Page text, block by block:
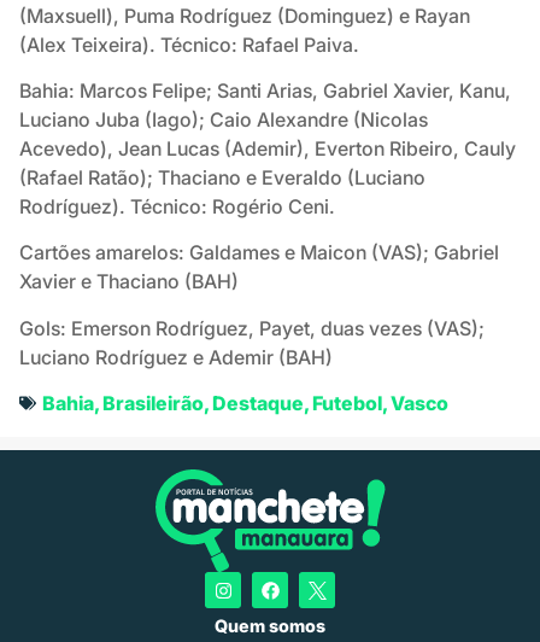
(Maxsuell), Puma Rodríguez (Dominguez) e Rayan
(Alex Teixeira). Técnico: Rafael Paiva.
Bahia: Marcos Felipe; Santi Arias, Gabriel Xavier, Kanu,
Luciano Juba (Iago); Caio Alexandre (Nicolas
Acevedo), Jean Lucas (Ademir), Everton Ribeiro, Cauly
(Rafael Ratão); Thaciano e Everaldo (Luciano
Rodríguez). Técnico: Rogério Ceni.
Cartões amarelos: Galdames e Maicon (VAS); Gabriel
Xavier e Thaciano (BAH)
Gols: Emerson Rodríguez, Payet, duas vezes (VAS);
Luciano Rodríguez e Ademir (BAH)
Bahia,Brasileirão,Destaque,Futebol,Vasco
Quem somos